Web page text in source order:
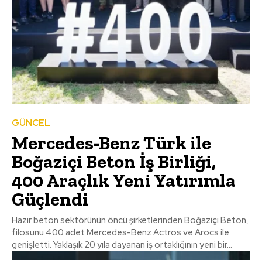
GÜNCEL
Mercedes-Benz Türk ile
Boğaziçi Beton İş Birliği,
400 Araçlık Yeni Yatırımla
Güçlendi
Hazır beton sektörünün öncü şirketlerinden Boğaziçi Beton,
filosunu 400 adet Mercedes-Benz Actros ve Arocs ile
genişletti. Yaklaşık 20 yıla dayanan iş ortaklığının yeni bir...